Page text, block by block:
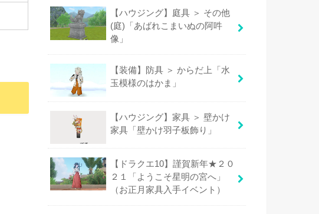
【ハウジング】庭具 ＞ その他
(庭)「あばれこまいぬの阿吽
像」
【装備】防具 ＞ からだ上「水
玉模様のはかま」
【ハウジング】家具 ＞ 壁かけ
家具「壁かけ羽子板飾り」
【ドラクエ10】謹賀新年★２０
２１「ようこそ星明の宮へ」
（お正月家具入手イベント）